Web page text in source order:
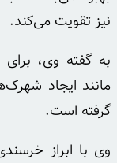
نیز تقویت می‌کند.
به گفته وی، برای
مانند ایجاد
گرفته است.
وی با ابراز